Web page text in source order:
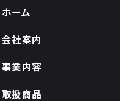
ホーム
会社案内
事業内容
取扱商品